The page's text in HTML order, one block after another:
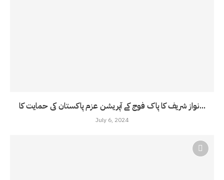
نواز شریف کا پاک فوج کے آپریشن عزم پاکستان کی حمایت کا...
July 6, 2024